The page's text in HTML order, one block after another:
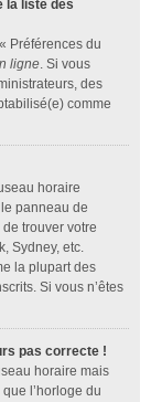
la liste des
Préférences du
ligne. Si vous
des
comme
horaire
panneau de
trouver votre
Sydney, etc.
la plupart des
Si vous n’êtes
pas correcte !
horaire mais
l’horloge du